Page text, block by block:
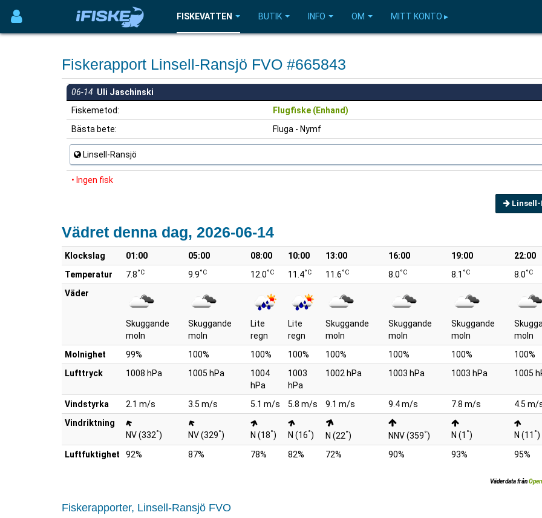
FISKEVATTEN BUTIK INFO OM MITT KONTO ▸
Fiskerapport Linsell-Ransjö FVO #665843
06-14 Uli Jaschinski
Fiskemetod:
Flugfiske (Enhand)
Bästa bete:
Fluga - Nymf
Linsell-Ransjö
• Ingen fisk
Linsell-
Vädret denna dag, 2026-06-14
Klockslag 01:00 05:00 08:00 10:00 13:00 16:00 19:00
22:00
Temperatur
7.8°C 9.9°C 12.0°C 11.4°C 11.6°C 8.0°C 8.1 °C 8.0°C
Väder
Skuggande
moln
Skuggande
moln
Lite
regn
Lite
regn
Skuggande
moln
Skuggande
moln
Skuggande
moln
moln
Molnighet
99% 100% 100% 100% 100% 100% 100%
100%
Lufttryck
1008 hPa 1005 hPa
1004
hPa
1003
hPa
1002 hPa 1003 hPa 1003 hPa 1005
Vindstyrka 2.1 m/s 3.5 m/s 5.1 m/s 5.8 m/s 9.1 m/s 9.4 m/s 7.8 m/s
4.5 m/
Vindriktning
NV (332°) NV (329°) N (18°) N (16°) N (22°) NNV (359°) N (1 °) N (11 °)
Luftfuktighet
92% 87% 78% 82% 72% 90% 93% 95%
Väderdata från
Fiskerapporter, Linsell-Ransjö FVO